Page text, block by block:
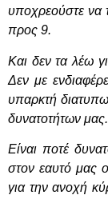
υποχρεούστε να
προς 9.
Και δεν τα λέω
Δεν με
υπαρκτή
δυνατοτήτων μας.
Είναι ποτέ
στον εαυτό μας
για την ανοχή